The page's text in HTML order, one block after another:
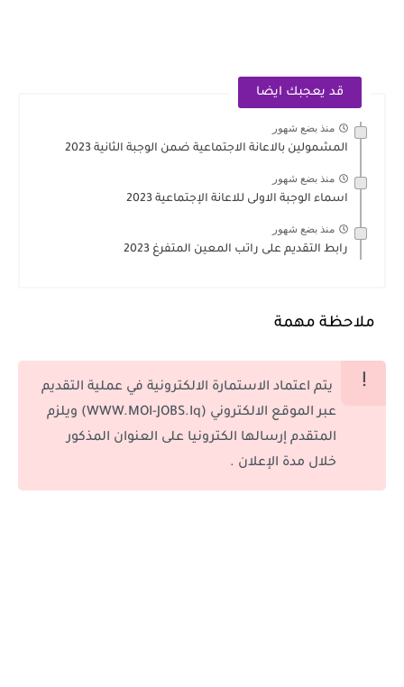
قد يعجبك ايضا
منذ بضع شهور
المشمولين بالاعانة الاجتماعية ضمن الوجبة الثانية 2023
منذ بضع شهور
اسماء الوجبة الاولى للاعانة الإجتماعية 2023
منذ بضع شهور
رابط التقديم على راتب المعين المتفرغ 2023
ملاحظة مهمة
يتم اعتماد الاستمارة الالكترونية في عملية التقديم
عبر الموقع الالكتروني (WWW.MOI-JOBS.Iq) ويلزم
المتقدم إرسالها الكترونيا على العنوان المذكور
خلال مدة الإعلان .